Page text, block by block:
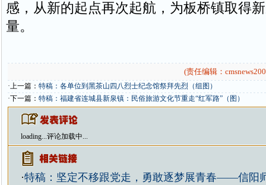
感，从新的起点再次起航，为板桥镇取得
量。
(责任编辑：
·上一篇： 特稿：各单位到黑茶山四八烈士纪念馆祭拜先烈（组图）
·下一篇： 特稿：福建省连城县新泉镇：民俗旅游文化节重走“红军路”（图）
loading...评论加载中...
·特稿：坚定不移跟党走，勇敢逐梦展青春——信阳